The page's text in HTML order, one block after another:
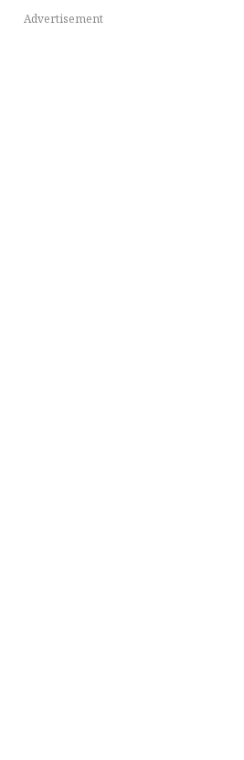
Advertisement